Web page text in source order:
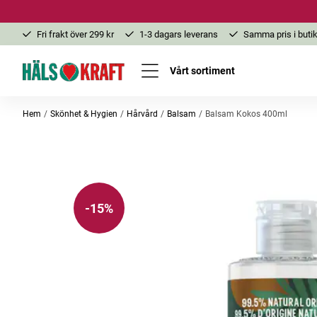
Fri frakt över 299 kr 1-3 dagars leverans Samma pris i
Vårt sortiment
Hem Skönhet & Hygien Hårvård Balsam Balsam Kokos 400ml
-15%